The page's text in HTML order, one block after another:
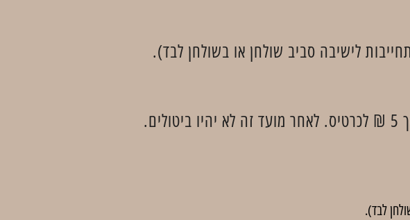
לישיבה סביב שולחן או בשולחן לבד).
לבד).